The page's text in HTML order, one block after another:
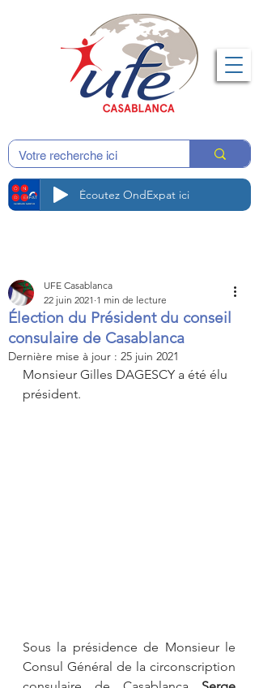
Écoutez OndExpat ici
Élection du Président du conseil
consulaire de Casablanca
UFE Casablanca
22 juin 2021 1 min de lecture
Dernière mise à jour : 25 juin 2021
Monsieur Gilles DAGESCY a été élu
président.
Sous la présidence de Monsieur le
Consul Général de la circonscription